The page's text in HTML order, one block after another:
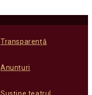
Transparență
Anunțuri